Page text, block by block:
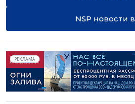
NSP новости в
РЕКЛАМА